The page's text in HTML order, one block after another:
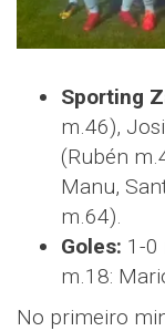
Sporting
m.46),
(Rubén
Manu,
m.64).
Goles: 1-0
m.18:
No primeiro